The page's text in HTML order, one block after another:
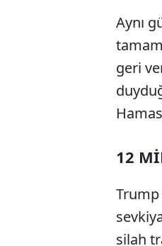
Aynı
geri
12
Trump
silah